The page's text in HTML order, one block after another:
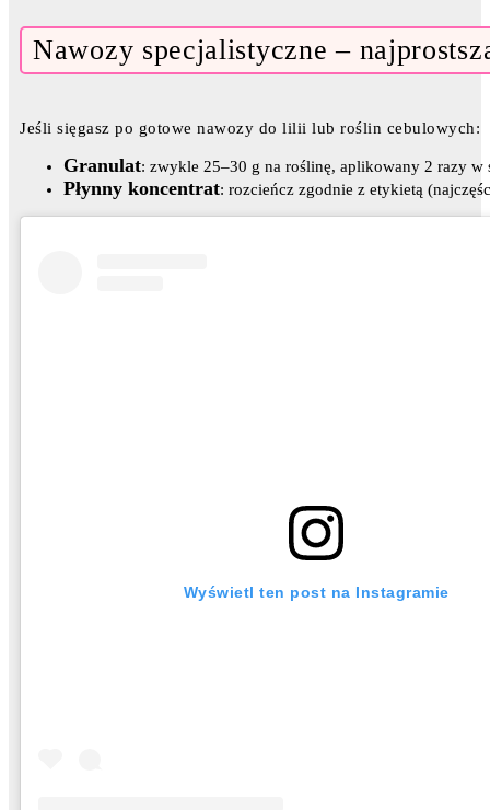
Nawozy specjalistyczne –
Jeśli sięgasz po gotowe nawozy do lilii lub roślin cebulowych:
Granulat: zwykle 25–30 g na roślinę, aplikowany 2 razy
Płynny koncentrat: rozcieńcz zgodnie z etykietą
Wyświetl ten post na Instagramie